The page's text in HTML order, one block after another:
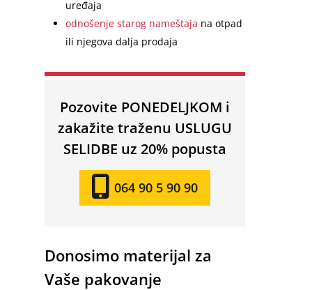
uređaja
odnošenje starog nameštaja na otpad
ili njegova dalja prodaja
Pozovite PONEDELJKOM i
zakažite traženu USLUGU
SELIDBE uz 20% popusta
064 90 5 90 90
Donosimo materijal za
Vaše pakovanje